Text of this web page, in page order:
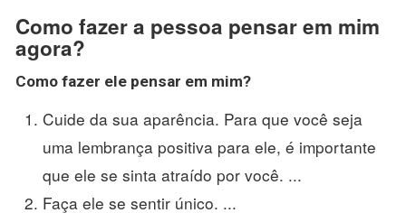
Como fazer a pessoa pensar em mim
agora?
Como fazer ele pensar em mim?
Cuide da sua aparência. Para que você seja
uma lembrança positiva para ele, é importante
que ele se sinta atraído por você. ...
Faça ele se sentir único. ...